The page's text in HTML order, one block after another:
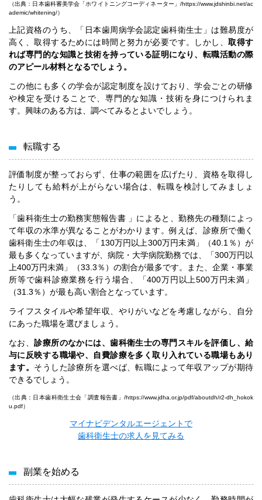
（出典：日本歯科審美学会「ホワイトニングコーディネーター」/https://www.jdshinbi.net/ac
ademic/whitening/）
上記資格のうち、「日本歯周病学会認定歯科衛生士」は難易度が
高く、取得するためには時間と努力が必要です。しかし、取得す
れば専門的な知識と技術を持っている証明になり、転職活動の際
のアピール材料となるでしょう。
この他にも多くの学会が認定制度を設けており、学会ごとの研修
や検定を受けることで、専門的な知識・技術を身につけられま
す。興味のある方は、調べてみるとよいでしょう。
転職する
評価制度が整っておらず、仕事の範囲を広げたり、資格を取得し
たりしても給料が上がらない場合は、転職を検討してみましょ
う。
「歯科衛生士の勤務実態報告書 」によると、勤務先の種類によっ
て年収の水準が異なることがわかります。例えば、診療所で働く
歯科衛生士の年収は、「130万円以上300万円未満」（40.1％）が
最も多くなっていますが、病院・大学病院勤務では、「300万円以
上400万円未満」（33.3％）の割合が最多です。また、企業・事業
所等で歯科診療業務を行う場合、「400万円以上500万円未満」
（31.3％）が最も高い割合となっています。
ライフスタイルや希望年収、やりがいなどを考慮しながら、自分
にあった職場を選びましょう。
なお、診療所のなかには、歯科衛生士の専門スキルを評価し、給
与に反映する職場や、自費診療を多く取り入れている職場もあり
ます。 そうした診療所を選べば、転職によって年収アップが期待
できるでしょう。
（出典：日本歯科衛生士会「調査報告書」/https://www.jdha.or.jp/pdf/aboutdh/r2-dh_hokok
u.pdf）
マイナビデンタルエージェントで
歯科衛生士の求人を見てみる
副業を始める